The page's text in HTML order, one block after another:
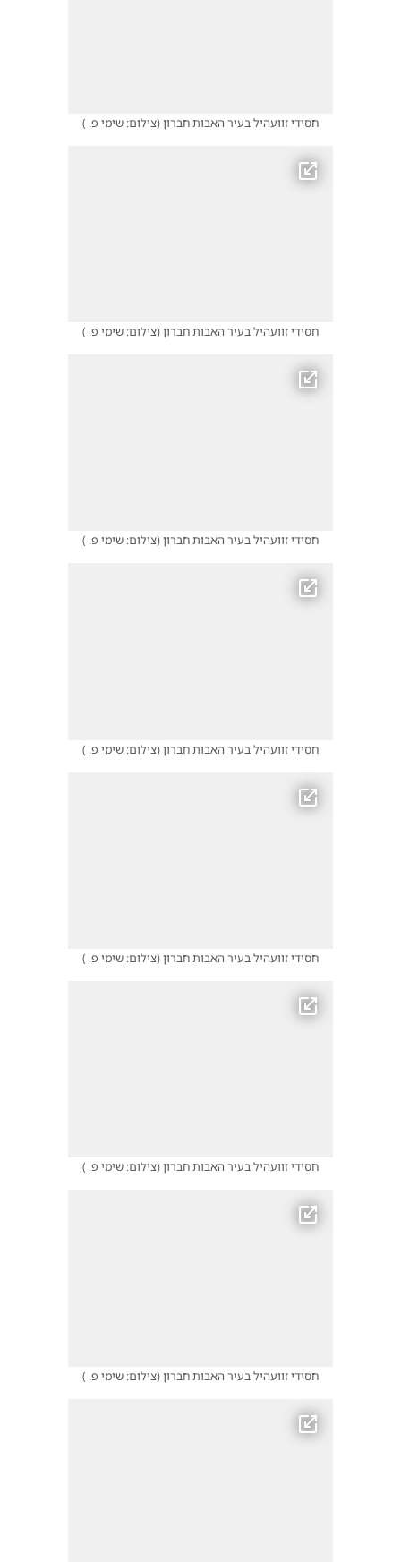
חסידי זוועהיל בעיר האבות חברון(צילום: שימי פ. )
חסידי זוועהיל בעיר האבות חברון(צילום: שימי פ. )
חסידי זוועהיל בעיר האבות חברון(צילום: שימי פ. )
חסידי זוועהיל בעיר האבות חברון(צילום: שימי פ. )
חסידי זוועהיל בעיר האבות חברון(צילום: שימי פ. )
חסידי זוועהיל בעיר האבות חברון(צילום: שימי פ. )
חסידי זוועהיל בעיר האבות חברון(צילום: שימי פ. )